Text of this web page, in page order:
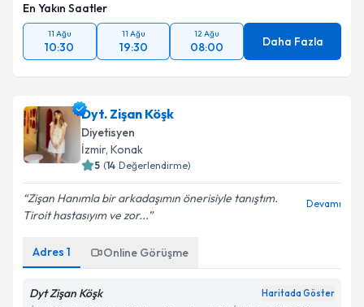
En Yakın Saatler
11 Ağu
10:30
11 Ağu
19:30
12 Ağu
08:00 Daha Fazla
Dyt. Zişan Köşk
Diyetisyen
İzmir, Konak
5 (14 Değerlendirme)
Zişan Hanımla bir arkadaşımın önerisiyle tanıştım.
Tiroit hastasıyım ve zor...
Devamı
Adres 1 Online Görüşme
Dyt Zişan Köşk Haritada Göster